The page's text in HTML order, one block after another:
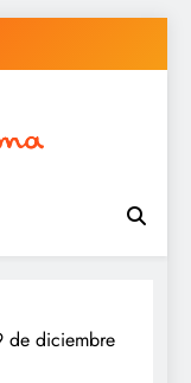
de diciembre